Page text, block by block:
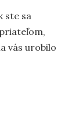
ste sa
vás urobilo